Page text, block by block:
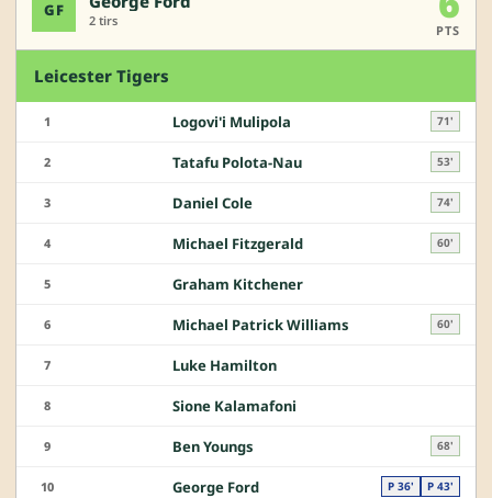
GF 2 tirs
PTS
Leicester Tigers
1 Logovi'i Mulipola 71'
2 Tatafu Polota-Nau 53'
3 Daniel Cole 74'
4 Michael Fitzgerald 60'
5 Graham Kitchener
6 Michael Patrick Williams 60'
7 Luke Hamilton
8 Sione Kalamafoni
9 Ben Youngs 68'
10 George Ford P 36' P 43'